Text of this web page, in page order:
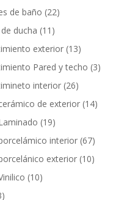
productos
de baño 2222
ducha 11 11
productos
exterior 1313
productos
Pared y techo 33
interior 2626
productos
de exterior 1414
1919
productos
interior 6767
productos
exterior 1010
1010
23